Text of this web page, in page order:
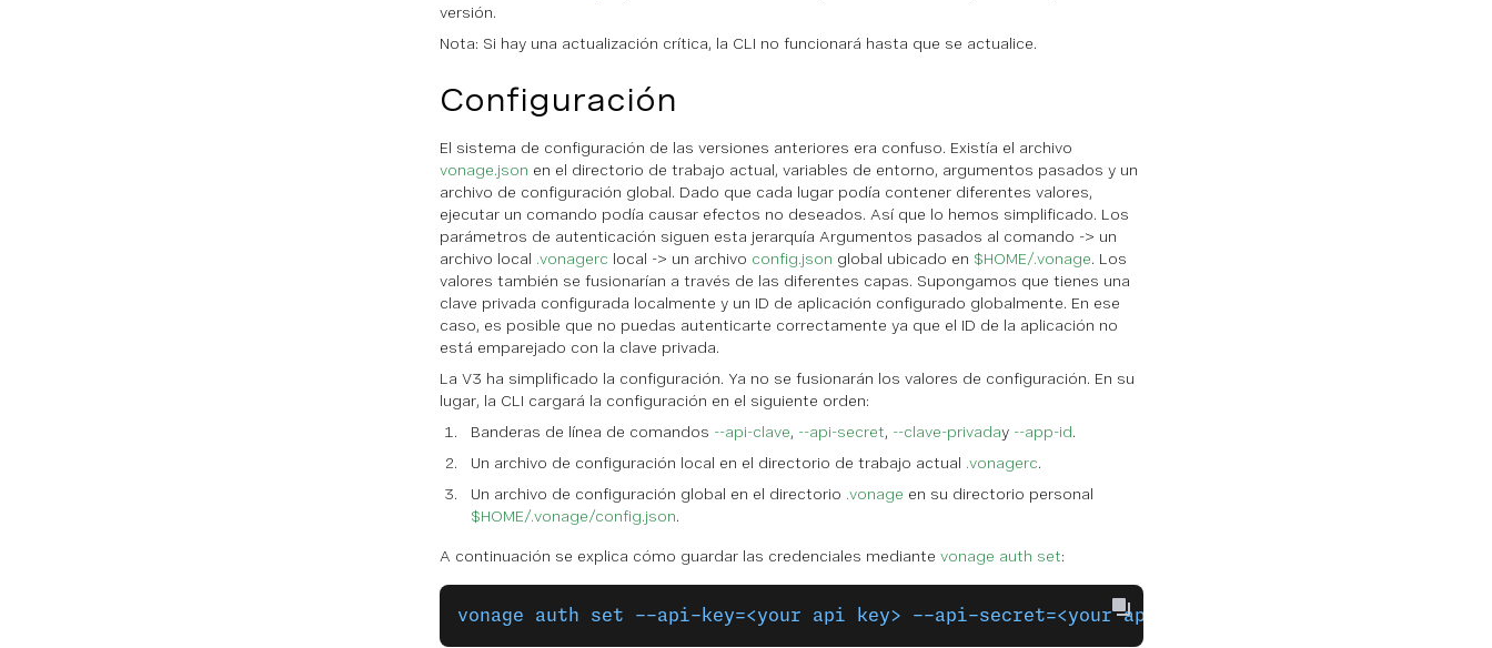
versión.
Nota: Si hay una actualización crítica, la CLI no funcionará hasta que se actualice.
Configuración
El sistema de configuración de las versiones anteriores era confuso. Existía el archivo
vonage.json en el directorio de trabajo actual, variables de entorno, argumentos pasados y un
archivo de configuración global. Dado que cada lugar podía contener diferentes valores,
ejecutar un comando podía causar efectos no deseados. Así que lo hemos simplificado. Los
parámetros de autenticación siguen esta jerarquía Argumentos pasados al comando -> un
archivo local .vonagerc local -> un archivo config.json global ubicado en $HOME/.vonage. Los
valores también se fusionarían a través de las diferentes capas. Supongamos que tienes una
clave privada configurada localmente y un ID de aplicación configurado globalmente. En ese
caso, es posible que no puedas autenticarte correctamente ya que el ID de la aplicación no
está emparejado con la clave privada.
La V3 ha simplificado la configuración. Ya no se fusionarán los valores de configuración. En su
lugar, la CLI cargará la configuración en el siguiente orden:
Banderas de línea de comandos --api-clave, --api-secret, --clave-privaday --app-id.
Un archivo de configuración local en el directorio de trabajo actual .vonagerc.
Un archivo de configuración global en el directorio .vonage en su directorio personal
$HOME/.vonage/config.json.
A continuación se explica cómo guardar las credenciales mediante vonage auth set:
vonage auth set --api-key=<your api key> --api-secret=<your api secret>